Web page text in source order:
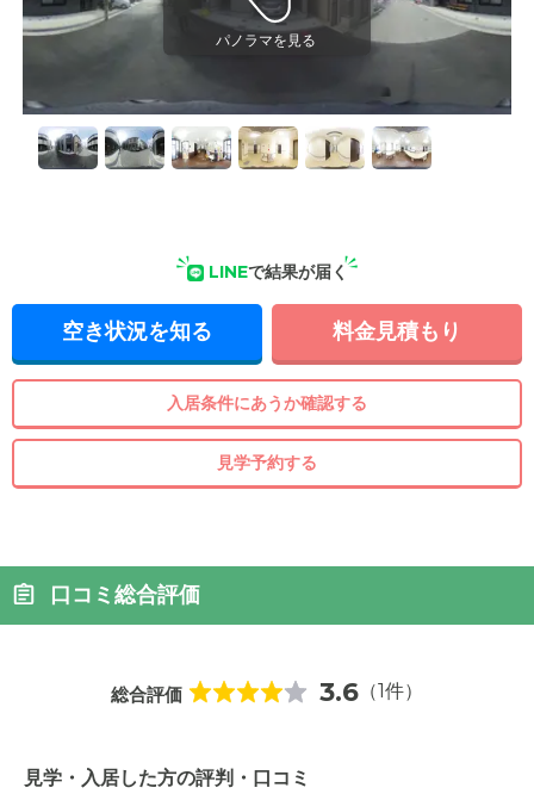
LINEで結果が届く
空き状況を知る 料金見積もり
入居条件にあうか確認する
見学予約する
口コミ総合評価
総合評価 3.6 （1件）
見学・入居した方の評判・口コミ